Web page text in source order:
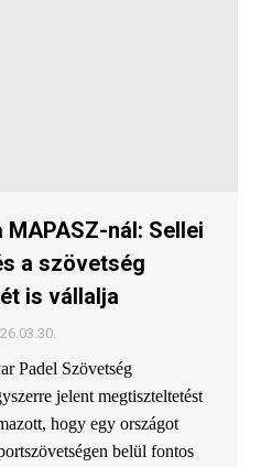
nál: Sellei
a szövetség
is vállalja
Padel Szövetség
jelent megtiszteltetést
hogy egy országot
belül fontos